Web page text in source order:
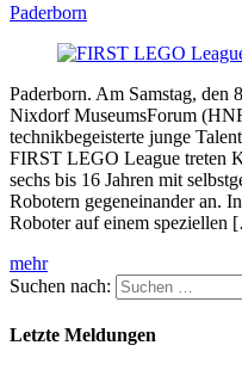
Paderborn
Paderborn. Am Samstag, den
Nixdorf MuseumsForum
technikbegeisterte junge
FIRST LEGO League treten
sechs bis 16 Jahren mit
Robotern gegeneinander an.
Roboter auf einem
mehr
Suchen nach:
Letzte Meldungen